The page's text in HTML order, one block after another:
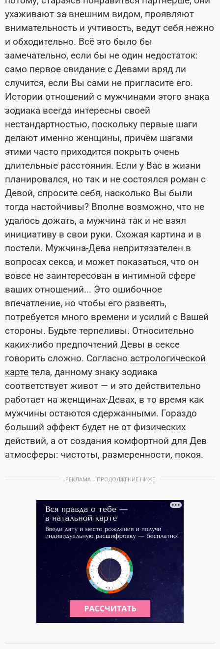
ухаживают за внешним видом, проявляют
внимательность и учтивость, ведут себя нежно
и обходительно. Всё это было бы
замечательно, если бы не один недостаток:
само первое свидание с Девами вряд ли
случится, если Вы сами не пригласите его.
Истории отношений с мужчинами этого знака
зодиака всегда интересны своей
нестандартностью, поскольку первые шаги
делают именно женщины, причём шагами
этими часто приходится покрыть очень
длительные расстояния. Если у Вас в жизни
планировался, но так и не состоялся роман с
Девой, спросите себя, насколько Вы были
тогда настойчивы? Вполне возможно, что не
удалось дожать, а мужчина так и не взял
инициативу в свои руки. Схожая картина и в
постели. Мужчина-Дева непритязателен в
вопросах секса, и может показаться, что он
вовсе не заинтересован в интимной сфере
ваших отношений... Это ошибочное
впечатление, но чтобы его развеять,
потребуется много времени и усилий с Вашей
стороны. Будьте терпеливы. Относительно
каких-либо предпочтений Девы в сексе
говорить сложно. Согласно астрологической
карте тела, данному знаку зодиака
соответствует живот — и это действительно
работает на женщинах-Девах, в то время как
мужчины остаются сдержанными. Гораздо
больший эффект будет не от физических
действий, а от создания комфортной для Дев
атмосферы: чистоты, размеренности, покоя.
РЕКЛАМА – ПРОДОЛЖЕНИЕ НИЖЕ